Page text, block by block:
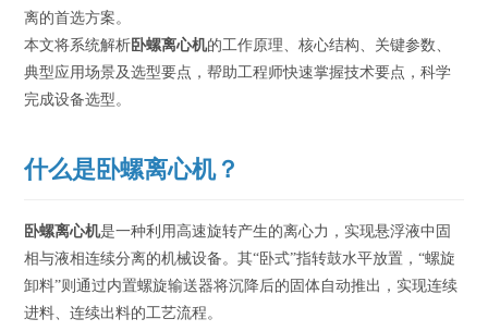
离的首选方案。
本文将系统解析卧螺离心机的工作原理、核心结构、关键参数、
典型应用场景及选型要点，帮助工程师快速掌握技术要点，科学
完成设备选型。
什么是卧螺离心机？
卧螺离心机是一种利用高速旋转产生的离心力，实现悬浮液中固
相与液相连续分离的机械设备。其“卧式”指转鼓水平放置，“螺旋
卸料”则通过内置螺旋输送器将沉降后的固体自动推出，实现连续
进料、连续出料的工艺流程。